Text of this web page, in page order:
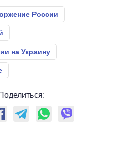
России
на Украину